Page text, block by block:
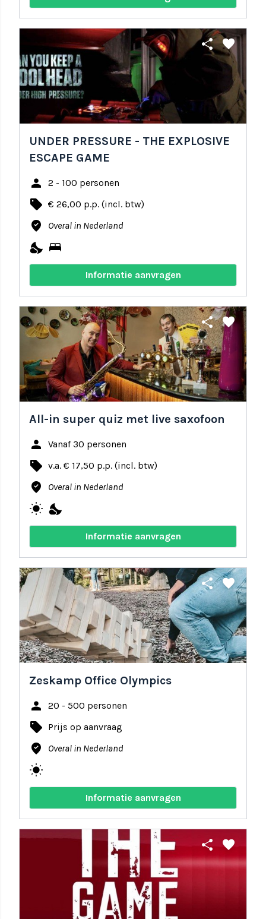
share favorite
UNDER PRESSURE - THE EXPLOSIVE
ESCAPE GAME
person 2 - 100 personen
local_offer € 26,00 p.p. (incl. btw)
where_to_vote Overal in Nederland
nights_stay bed
Informatie aanvragen
share favorite
All-in super quiz met live saxofoon
person Vanaf 30 personen
local_offer v.a. € 17,50 p.p. (incl. btw)
where_to_vote Overal in Nederland
wb_sunny nights_stay
Informatie aanvragen
share favorite
Zeskamp Office Olympics
person 20 - 500 personen
local_offer Prijs op aanvraag
where_to_vote Overal in Nederland
wb_sunny
Informatie aanvragen
share favorite